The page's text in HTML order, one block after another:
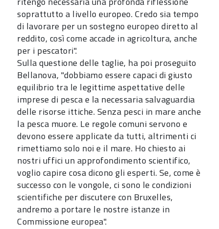
soprattutto a livello europeo. Credo sia tempo
di lavorare per un sostegno europeo diretto al
reddito, così come accade in agricoltura, anche
per i pescatori".
Sulla questione delle taglie, ha poi proseguito
Bellanova, "dobbiamo essere capaci di giusto
equilibrio tra le legittime aspettative delle
imprese di pesca e la necessaria salvaguardia
delle risorse ittiche. Senza pesci in mare anche
la pesca muore. Le regole comuni servono e
devono essere applicate da tutti, altrimenti ci
rimettiamo solo noi e il mare. Ho chiesto ai
nostri uffici un approfondimento scientifico,
voglio capire cosa dicono gli esperti. Se, come è
successo con le vongole, ci sono le condizioni
scientifiche per discutere con Bruxelles,
andremo a portare le nostre istanze in
Commissione europea".